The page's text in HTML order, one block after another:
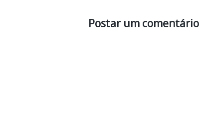
Postar um comentário